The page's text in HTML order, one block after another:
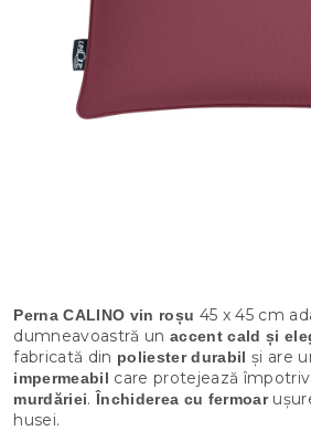
Perna CALINO vin roșu 45 x 45 cm
dumneavoastră un accent cald și
fabricată din poliester durabil și are
impermeabil care protejează
murdăriei.Închiderea cu fermoar
husei.